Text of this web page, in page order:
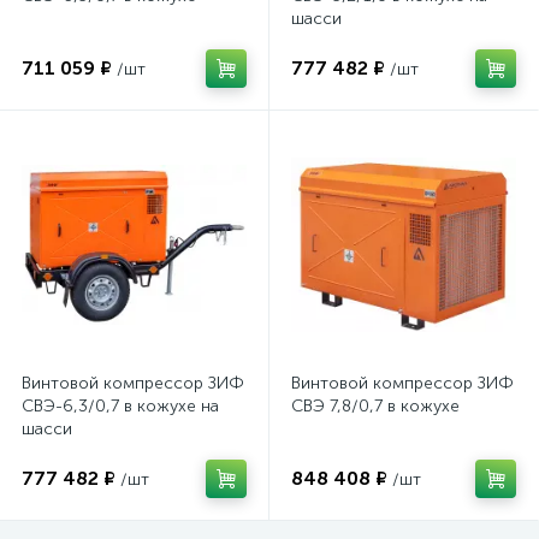
711 059 ₽ /шт
шасси
777 482 ₽ /шт
Винтовой компрессор ЗИФ
СВЭ-6,3/0,7 в кожухе на
шасси
777 482 ₽ /шт
Винтовой компрессор ЗИФ
СВЭ 7,8/0,7 в кожухе
848 408 ₽ /шт